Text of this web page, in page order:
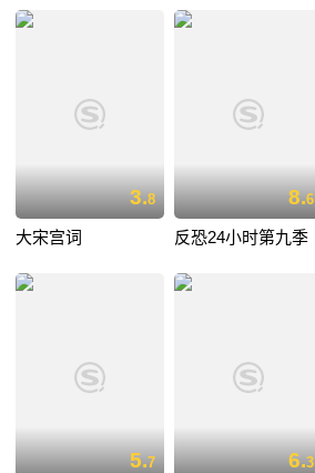
3.8
大宋宫词
8.6
反恐24小时第九季
5.7 6.3